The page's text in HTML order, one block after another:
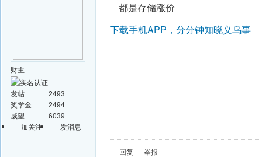
财主
发帖
2493
奖学金
2494
威望
6039
加关注
发消息
都是存储涨价
下载手机APP，分分钟知晓义乌事
回复 举报